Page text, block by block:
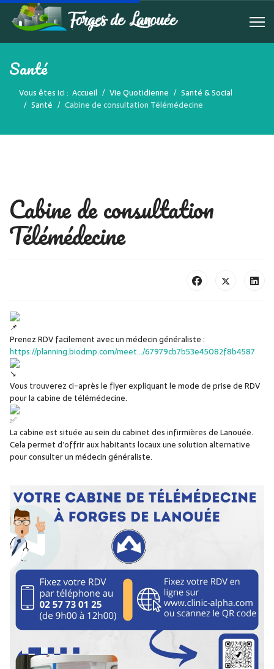
Santé
Vous êtes ici : Accueil Vie Quotidienne
Santé & Social
Santé
Cabine de consultation Télémédecine
Cabine de consultation
Télémédecine
Prenez RDV facilement avec un médecin généraliste :
https://planning.biodmp.com/meet.../67979cb7b53e45082f8b4587
Vous trouverez ci-après le flyer expliquant le mode de prise de RDV
pour la cabine de télémédecine.
Lacabine est située au sein du cabinet des infirmières de Lanouée.
Cela permet d’offrir aux habitants locaux une solution alternative
pour consulter un médecin généraliste.